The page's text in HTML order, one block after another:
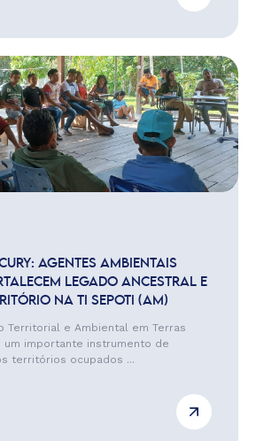
AGENTES AMBIENTAIS
LEGADO ANCESTRAL E
NA TI SEPOTI (AM)
Territorial e Ambiental em Terras
um importante instrumento de
territórios ocupados ...